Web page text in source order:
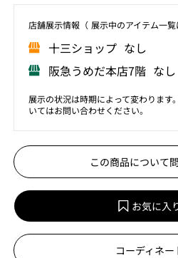
店舗展⽰情報（ 展⽰中のアイテム⼀覧
⼗三ショップ なし
阪急うめだ本店7階 なし
展示の状況は時期によって変わります
いてはお問い合わせください。
この商品について
お気に入
コーディネー